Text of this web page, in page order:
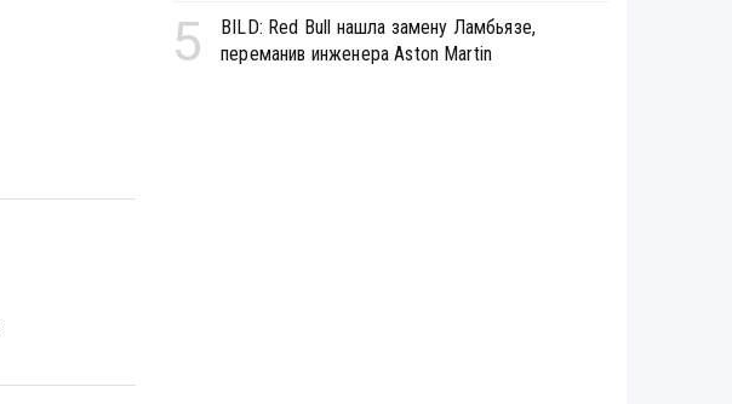
5
BILD: Red Bull нашла замену Ламбьязе,
переманив инженера Aston Martin